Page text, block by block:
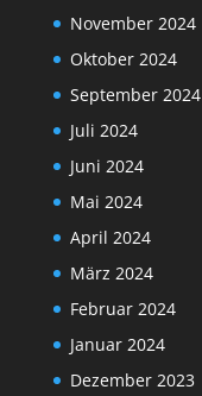
November 2024
Oktober 2024
September 2024
Juli 2024
Juni 2024
Mai 2024
April 2024
März 2024
Februar 2024
Januar 2024
Dezember 2023